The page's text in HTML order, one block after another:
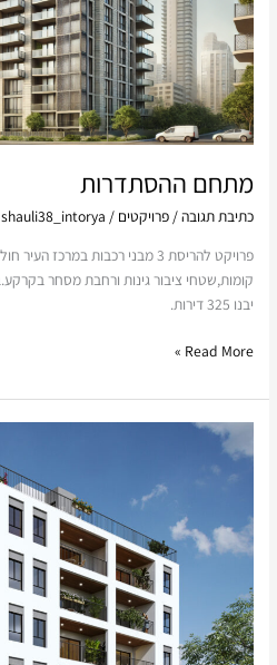
מתחם ההסתדרות
כתיבת תגובה/פרויקטים /
shauli38_intorya
יבנו 325 דירות.
Read More »
כרמי
לסל